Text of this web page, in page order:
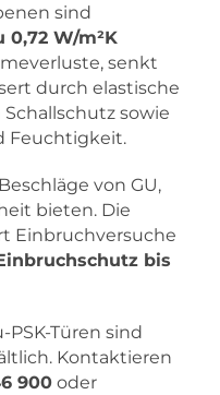
sind
W/m²K
senkt
durch elastische
sowie
Feuchtigkeit.
von GU,
bieten. Die
Einbruchversuche
bis
Türen sind
Kontaktieren
900 oder